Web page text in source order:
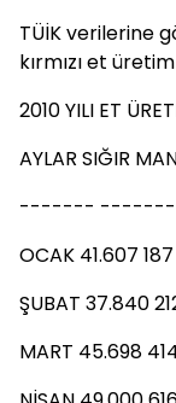
TÜİK verilerine
kırmızı et
2010 YILI ET
AYLAR SIĞIR
-------
OCAK 41.607
ŞUBAT 37.840
MART 45.698